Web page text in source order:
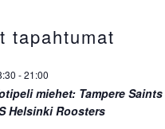
tapahtumat
-21:00
miehet: Tampere Saints
Helsinki Roosters